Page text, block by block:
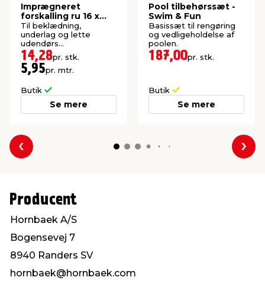
Imprægneret
forskalling ru 16 x
100 x 2400 mm
Til beklædning,
underlag og lette
udendørs
konstruktioner. P1-
imprægneret gran.
14,28pr. stk.
5,95pr. mtr.
Butik
Se mere
Pool tilbehørssæt -
Swim & Fun
Basissæt til rengøring
og vedligeholdelse af
poolen.
187,00pr. stk.
Butik
Se mere
Forrige
Producent
Hornbaek A/S
Bogensevej 7
8940 Randers SV
hornbaek@hornbaek.com